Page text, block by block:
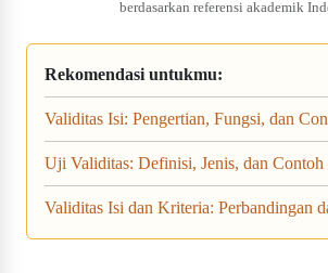
berdasarkan referensi akademik
Rekomendasi untukmu:
Validitas Isi: Pengertian, Fungsi, dan
Uji Validitas: Definisi, Jenis, dan Contoh
Validitas Isi dan Kriteria: Perbandingan